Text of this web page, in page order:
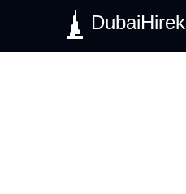
DubaiHirek